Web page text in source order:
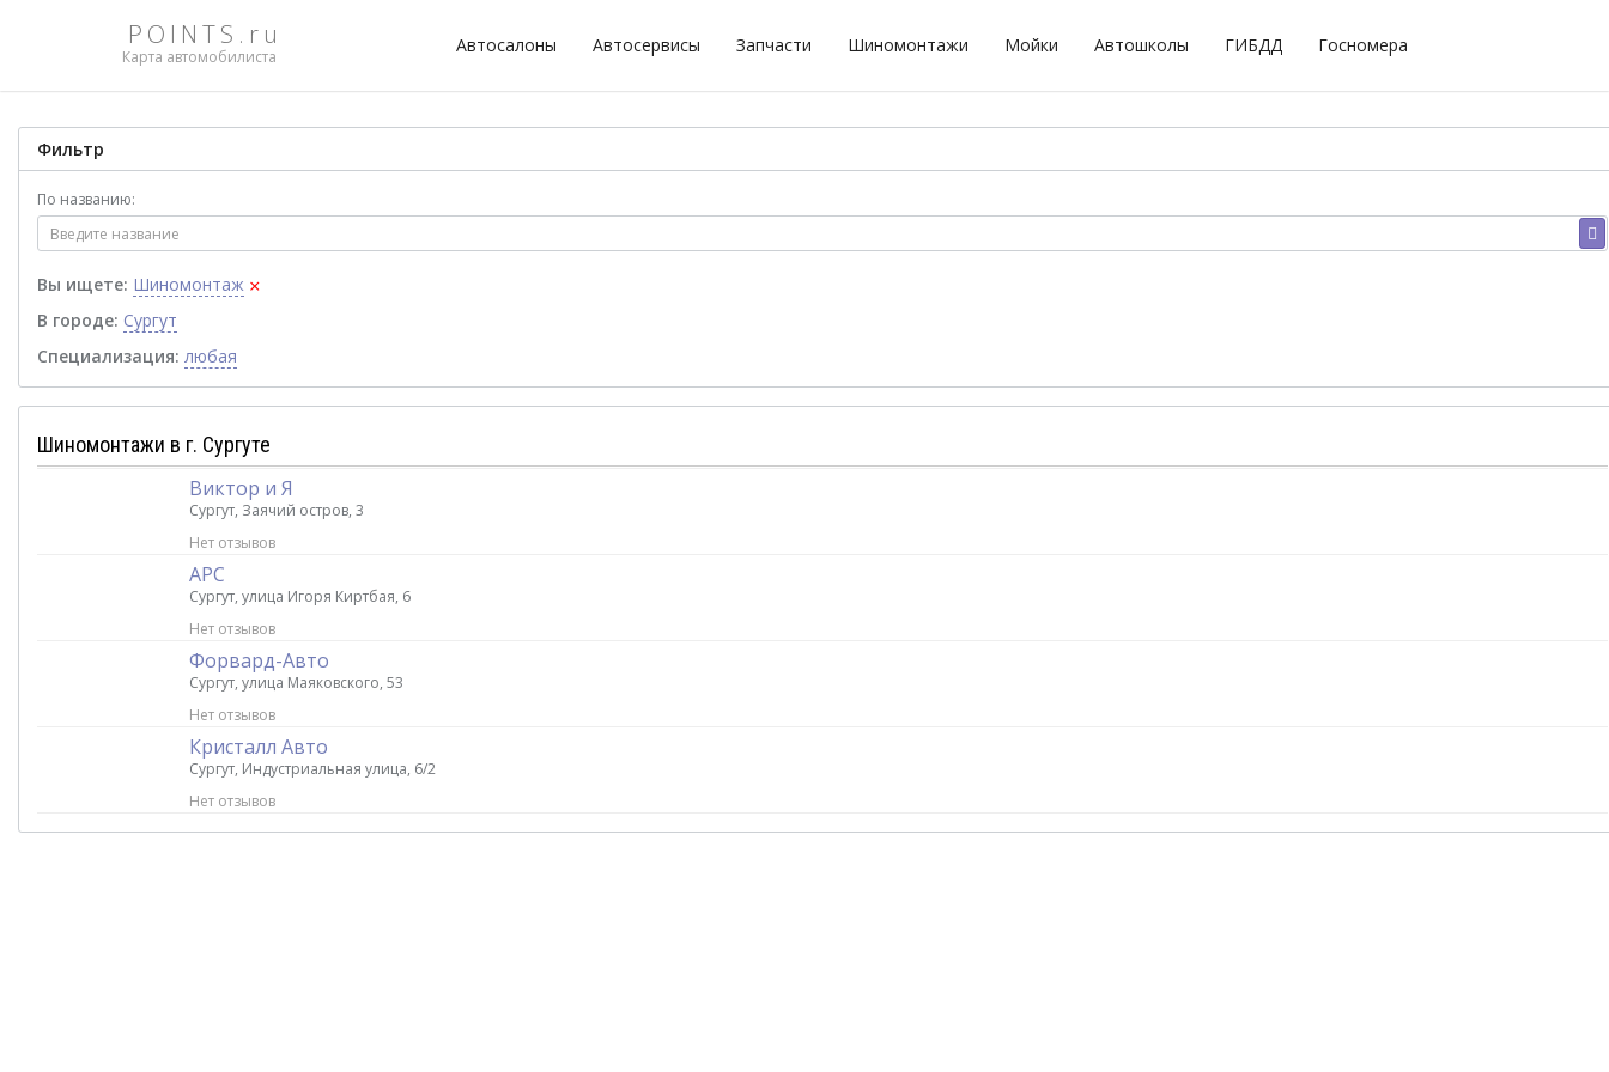
POINTS.ru
Карта автомобилиста
Автосалоны Автосервисы Запчасти Шиномонтажи Мойки Автошколы ГИБДД Госномера
Фильтр
По названию:
Вы ищете: Шиномонтаж ×
В городе: Сургут
Специализация: любая
Шиномонтажи в г. Сургуте
Виктор и Я
Сургут, Заячий остров, 3
Нет отзывов
АРС
Сургут, улица Игоря Киртбая, 6
Нет отзывов
Форвард-Авто
Сургут, улица Маяковского, 53
Нет отзывов
Кристалл Авто
Сургут, Индустриальная улица, 6/2
Нет отзывов